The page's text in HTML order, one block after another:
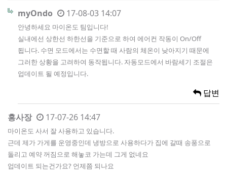
myOndo 17-08-03 14:07
안녕하세요 마이온도 팀입니다!
실내에선 상한선 하한선을 기준으로 하여 에어컨 작동이 On/Off
됩니다. 수면 모드에서는 수면할 때 사람의 체온이 낮아지기 때문에
그러한 상황을 고려하여 동작됩니다. 자동모드에서 바람세기 조절은
업데이트 될 예정입니다.
답변
홍사장 17-07-26 14:47
마이온도 사서 잘 사용하고 있습니다.
근데 제가 가게를 운영중인데 냉방으로 사용하다가 집에 갈때 송풍으로
돌리고 예약 꺼짐으로 해놓코 가는데 그게 없네요
업데이트 되는건가요? 언제쯤 되나요